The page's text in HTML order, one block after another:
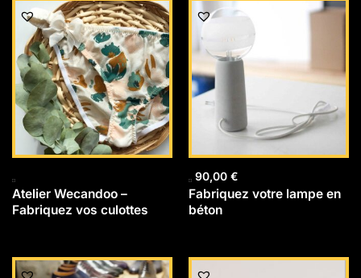
Atelier Wecandoo –
Fabriquez vos culottes
90,00 €
Fabriquez votre lampe en
béton